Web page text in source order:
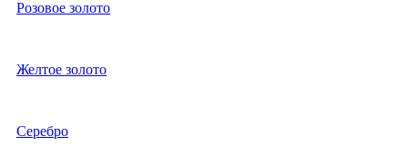
Розовое золото
Желтое золото
Серебро